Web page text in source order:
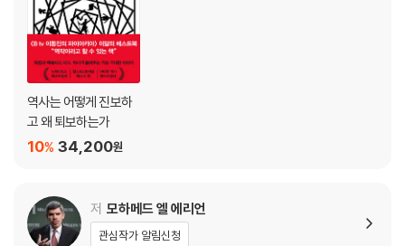
역사는 어떻게 진보하
고 왜 퇴보하는가
34,200원
10%
저 모하메드 엘 에리언
관심작가 알림신청